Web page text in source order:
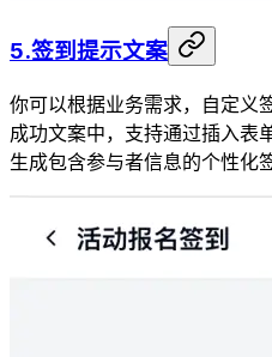
5.签到提示文案
你可以根据业务需求，自定义
成功文案中，支持通过插入表
生成包含参与者信息的个性化